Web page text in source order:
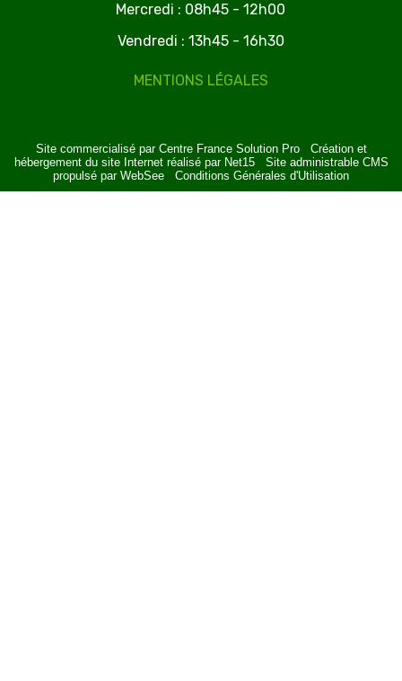
Mercredi : 08h45 - 12h00
Vendredi : 13h45 - 16h30
MENTIONS LÉGALES
Site commercialisé par Centre France Solution Pro- Création et
hébergement du site Internet réalisé par Net15- Site administrable CMS
propulsé par WebSee - Conditions Générales d'Utilisation